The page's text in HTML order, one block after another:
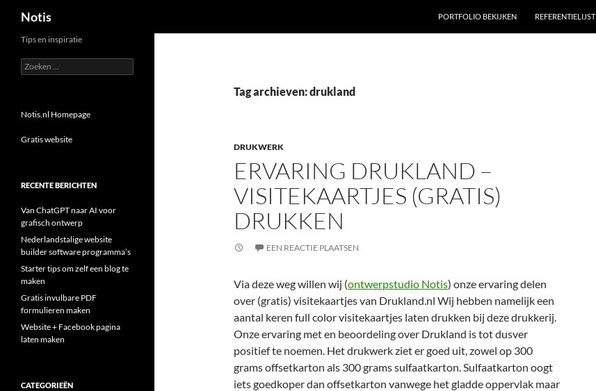
Notis
PORTFOLIO BEKIJKEN
REFERENTIELIJST
Tag archieven: drukland
DRUKWERK
ERVARING DRUKLAND –
VISITEKAARTJES (GRATIS)
DRUKKEN
EEN REACTIE PLAATSEN
Via deze weg willen wij (ontwerpstudio Notis) onze ervaring delen
over (gratis) visitekaartjes van Drukland.nl Wij hebben namelijk een
aantal keren full color visitekaartjes laten drukken bij deze drukkerij.
Onze ervaring met en beoordeling over Drukland is tot dusver
positief te noemen. Het drukwerk ziet er goed uit, zowel op 300
grams offsetkarton als 300 grams sulfaatkarton. Sulfaatkarton oogt
iets goedkoper dan offsetkarton vanwege het gladde oppervlak maar
Tips en inspiratie
Zoeken
naar:
Notis.nl Homepage
Gratis website
RECENTE BERICHTEN
Van ChatGPT naar AI voor
grafisch ontwerp
Nederlandstalige website
builder software programma’s
Starter tips om zelf een blog te
maken
Gratis invulbare PDF
formulieren maken
Website + Facebook pagina
laten maken
CATEGORIEËN